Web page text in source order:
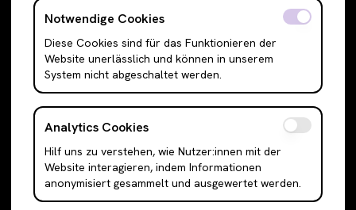
T-Shirts
Cami Top & Ärmellos
Schulterfreie Oberteile
Boleros & Shrugs
Anzugwesten & Polunder
Langarm Oberteile
Bodysuits
Outerwear
Jacken
Mini Röcke
Midi Röcke
Kleider
Midi Kleider
Maxi Kleider
Abendkleider
Notwendige Cookies
Diese Cookies sind für das Funktionieren der
Website unerlässlich und können in unserem
System nicht abgeschaltet werden.
Analytics Cookies
Hilf uns zu verstehen, wie Nutzer:innen mit der
Website interagieren, indem Informationen
anonymisiert gesammelt und ausgewertet werden.